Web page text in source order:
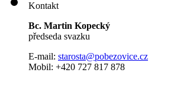
Kontakt
Bc. Martin Kopecký
předseda svazku
E-mail: starosta@pobezovice.cz
Mobil: +420 727 817 878